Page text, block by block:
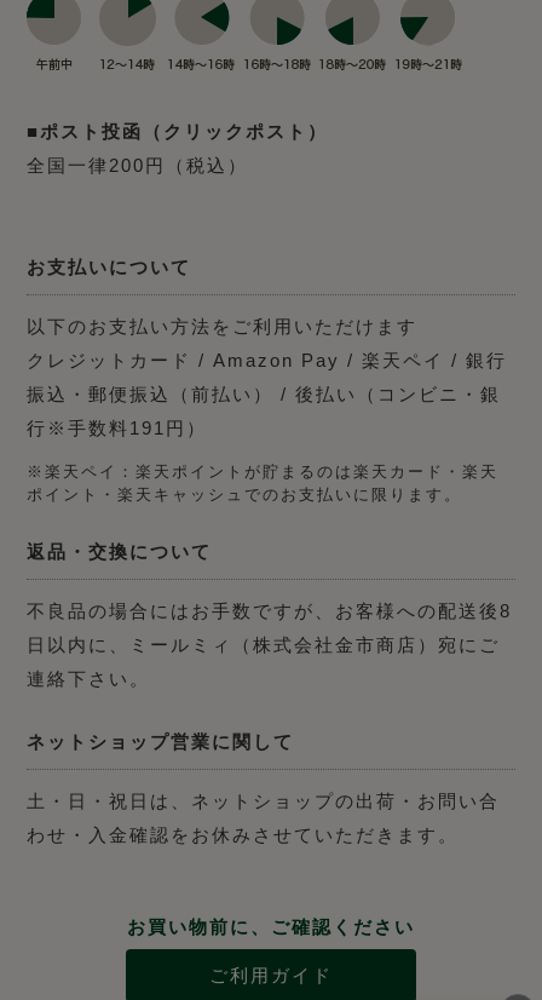
■ポスト投函（クリックポスト）
全国一律200円（税込）
お支払いについて
以下のお支払い方法をご利用いただけます
クレジットカード / Amazon Pay / 楽天ペイ / 銀行
振込・郵便振込（前払い） / 後払い（コンビニ・銀
行※手数料191円）
※楽天ペイ：楽天ポイントが貯まるのは楽天カード・楽天
ポイント・楽天キャッシュでのお支払いに限ります。
返品・交換について
不良品の場合にはお手数ですが、お客様への配送後8
日以内に、ミールミィ（株式会社金市商店）宛にご
連絡下さい。
ネットショップ営業に関して
土・日・祝日は、ネットショップの出荷・お問い合
わせ・入金確認をお休みさせていただきます。
お買い物前に、ご確認ください
ご利用ガイド